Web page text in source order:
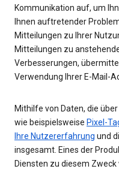
Kommunikation auf, um
Ihnen auftretender
Mitteilungen zu Ihrer
Mitteilungen zu
Verbesserungen,
Verwendung Ihrer E-Mail-
Mithilfe von Daten, die
wie beispielsweise Pixel-
Ihre Nutzererfahrung und
insgesamt. Eines der
Diensten zu diesem